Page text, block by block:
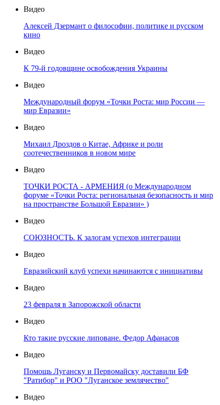
Видео
Алексей Дзермант о философии, политике и русском
кино
Видео
К 79-й годовщине освобождения Украины
Видео
Международный форум «Точки Роста: мир России —
мир Евразии»
Видео
Михаил Дроздов о Китае, Африке и роли
соотечественников в новом мире
Видео
ТОЧКИ РОСТА - АРМЕНИЯ (о Международном
форуме «Точки Роста: региональная безопасность и мир
на пространстве Большой Евразии» )
Видео
СОЮЗНОСТЬ. К залогам успехов интеграции
Видео
Евразийский клуб успехи начинаются с инициативы
Видео
23 февраля в Запорожской области
Видео
Кто такие русские липоване. Федор Афанасов
Видео
Помощь Луганску и Первомайску доставили БФ
"Ратибор" и РОО "Луганское землячество"
Видео